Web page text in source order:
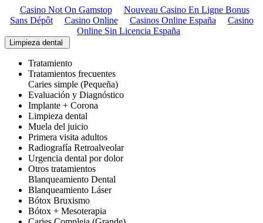
Casino Not On Gamstop
Nouveau Casino En Ligne Bonus
Sans Dépôt
Casino Online Casinos Online España
Casino
Online Sin Licencia España
Limpieza dental
Tratamiento
Tratamientos frecuentes
Caries simple (Pequeña)
Evaluación y Diagnóstico
Implante + Corona
Limpieza dental
Muela del juicio
Primera visita adultos
Radiografía Retroalveolar
Urgencia dental por dolor
Otros tratamientos
Blanqueamiento Dental
Blanqueamiento Láser
Bótox Bruxismo
Bótox + Mesoterapia